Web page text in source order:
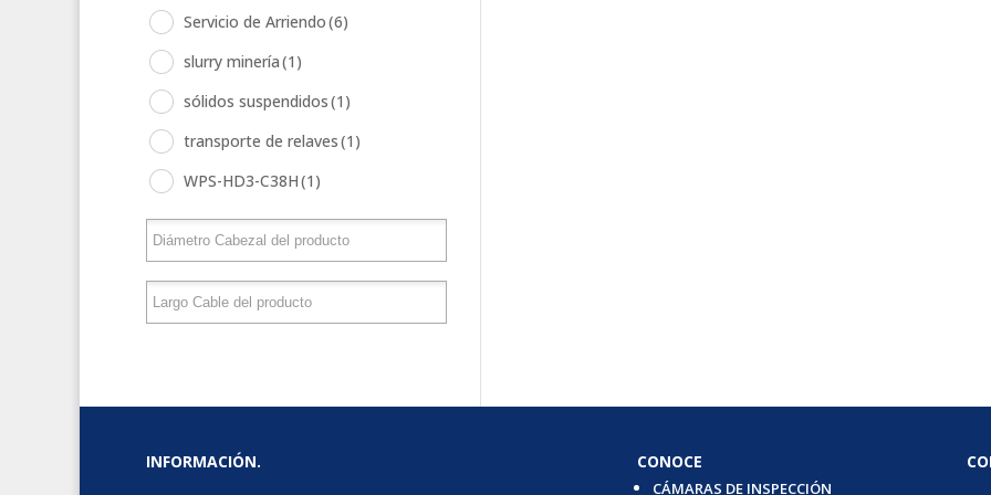
Servicio de Arriendo(6)
slurry minería(1)
sólidos suspendidos(1)
transporte de relaves(1)
WPS-HD3-C38H(1)
INFORMACIÓN.
CONOCE
CÁMARAS DE INSPECCIÓN